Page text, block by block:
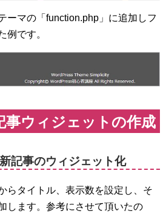
ーマの「function.php」に追加しフ
例です。
事ウィジェットの作成
記事のウィジェット化
らタイトル、表示数を設定し、そ
します。参考にさせて頂いたの